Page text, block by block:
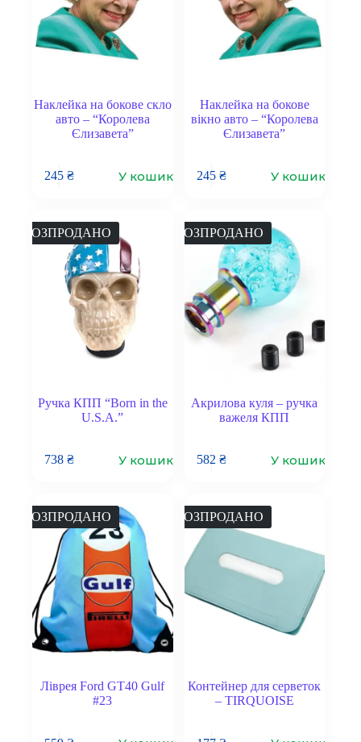
Наклейка на бокове скло
авто – “Королева
Єлизавета”
245₴ У кошик
Наклейка на бокове
вікно авто – “Королева
Єлизавета”
245 ₴ У кошик
РОЗПРОДАНО
Ручка КПП “Born in the
U.S.A.”
738₴ У кошик
РОЗПРОДАНО
Акрилова куля – ручка
важеля КПП
582 ₴ У кошик
РОЗПРОДАНО
Ліврея Ford GT40 Gulf
#23
РОЗПРОДАНО
Контейнер для серветок
– TIRQUOISE